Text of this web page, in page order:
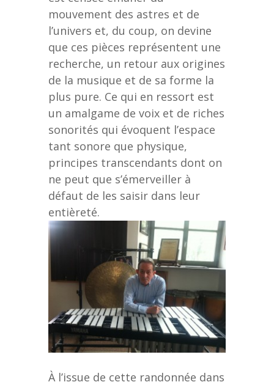
mouvement des astres et de
l’univers et, du coup, on devine
que ces pièces représentent une
recherche, un retour aux origines
de la musique et de sa forme la
plus pure. Ce qui en ressort est
un amalgame de voix et de riches
sonorités qui évoquent l’espace
tant sonore que physique,
principes transcendants dont on
ne peut que s’émerveiller à
défaut de les saisir dans leur
entièreté.
À l’issue de cette randonnée dans